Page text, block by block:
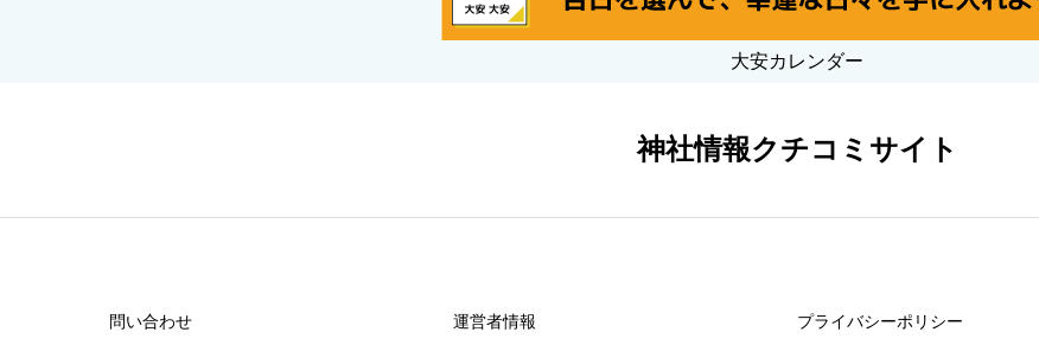
大安カレンダー
神社情報クチコミサイト
問い合わせ 運営者情報 プライバシーポリシー